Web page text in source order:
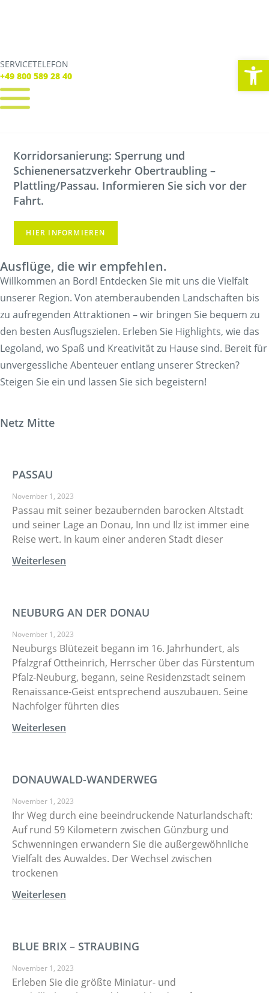
SERVICETELEFON
+49 800 589 28 40
SERVICE TELEFON
+49 800 589 28 40
Verbindungen
Tickets
Freizeit
Service
Unternehmen
Korridorsanierung: Sperrung und
Schienenersatzverkehr Obertraubling –
Plattling/Passau. Informieren Sie sich vor der
Fahrt.
HIER INFORMIEREN
Ausflüge, die wir empfehlen.
Willkommen an Bord! Entdecken Sie mit uns die Vielfalt
unserer Region. Von atemberaubenden Landschaften bis
zu aufregenden Attraktionen – wir bringen Sie bequem zu
den besten Ausflugszielen. Erleben Sie Highlights, wie das
Legoland, wo Spaß und Kreativität zu Hause sind. Bereit für
unvergessliche Abenteuer entlang unserer Strecken?
Steigen Sie ein und lassen Sie sich begeistern!
Netz Mitte
PASSAU
November 1, 2023
Passau mit seiner bezaubernden barocken Altstadt
und seiner Lage an Donau, Inn und Ilz ist immer eine
Reise wert. In kaum einer anderen Stadt dieser
Weiterlesen
NEUBURG AN DER DONAU
November 1, 2023
Neuburgs Blütezeit begann im 16. Jahrhundert, als
Pfalzgraf Ottheinrich, Herrscher über das Fürstentum
Pfalz-Neuburg, begann, seine Residenzstadt seinem
Renaissance-Geist entsprechend auszubauen. Seine
Nachfolger führten dies
Weiterlesen
DONAUWALD-WANDERWEG
November 1, 2023
Ihr Weg durch eine beeindruckende Naturlandschaft:
Auf rund 59 Kilometern zwischen Günzburg und
Schwenningen erwandern Sie die außergewöhnliche
Vielfalt des Auwaldes. Der Wechsel zwischen
trockenen
Weiterlesen
BLUE BRIX – STRAUBING
November 1, 2023
Erleben Sie die größte Miniatur- und